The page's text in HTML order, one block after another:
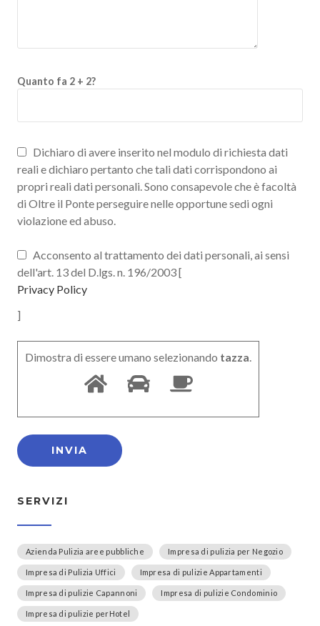
Quanto fa 2 + 2?
Dichiaro di avere inserito nel modulo di richiesta dati
reali e dichiaro pertanto che tali dati corrispondono ai
propri reali dati personali. Sono consapevole che è facoltà
di Oltre il Ponte perseguire nelle opportune sedi ogni
violazione ed abuso.
Acconsento al trattamento dei dati personali, ai sensi
dell'art. 13 del D.lgs. n. 196/2003 [
Privacy Policy
]
Dimostra di essere umano selezionando tazza.
SERVIZI
Azienda Pulizia aree pubbliche Impresa di pulizia per Negozio
Impresa di Pulizia Uffici Impresa di pulizie Appartamenti
Impresa di pulizie Capannoni Impresa di pulizie Condominio
Impresa di pulizie perHotel